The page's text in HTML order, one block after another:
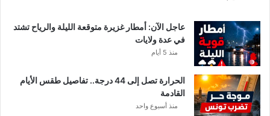
ا
ت
ا
ل
م
ع
ن
ي
عاجل الآن: أمطار غزيرة متوقعة الليلة والرياح تشتد
في عدة ولايات
منذ 5 أيام
الحرارة تصل إلى 44 درجة.. تفاصيل طقس الأيام
القادمة
منذ أسبوع واحد